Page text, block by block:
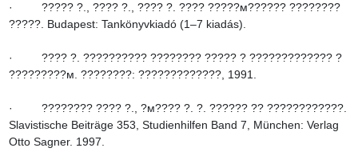
·         ????? ?., ???? ?., ???? ?. ???? ?????м?????? ????????
?????. Budapest: Tankönyvkiadó (1–7 kiadás).
·         ???? ?. ?????????? ???????? ????? ? ????????????? ?
?????????м. ????????: ?????????????, 1991.
·         ???????? ???? ?., ?м???? ?. ?. ?????? ?? ????????????.
Slavistische Beiträge 353, Studienhilfen Band 7, München: Verlag
Otto Sagner. 1997.